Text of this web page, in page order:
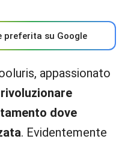
preferita su Google
appassionato
rivoluzionare
dove
. Evidentemente